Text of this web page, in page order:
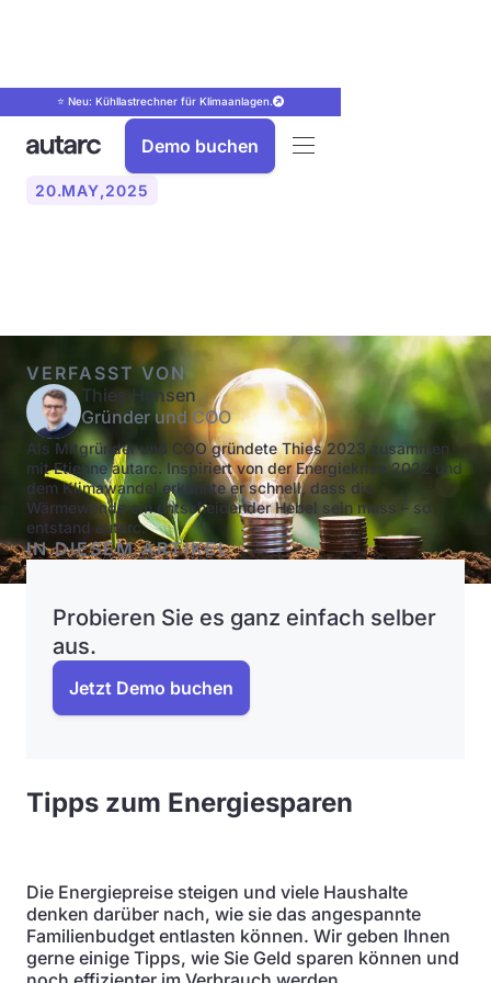
⭐ Neu: Kühllastrechner für Klimaanlagen.
Demo buchen
20.MAY,2025
VERFASST VON
Thies Hansen
Gründer und COO
Als Mitgründer und COO gründete Thies 2023 zusammen
mit Etienne autarc. Inspiriert von der Energiekrise 2022 und
dem Klimawandel erkannte er schnell, dass die
Wärmewende ein entscheidender Hebel sein muss – so
entstand autarc.
IN DIESEM ARTIKEL
Probieren Sie es ganz einfach selber
aus.
Jetzt Demo buchen
Tipps zum Energiesparen
Die Energiepreise steigen und viele Haushalte
denken darüber nach, wie sie das angespannte
Familienbudget entlasten können. Wir geben Ihnen
gerne einige Tipps, wie Sie Geld sparen können und